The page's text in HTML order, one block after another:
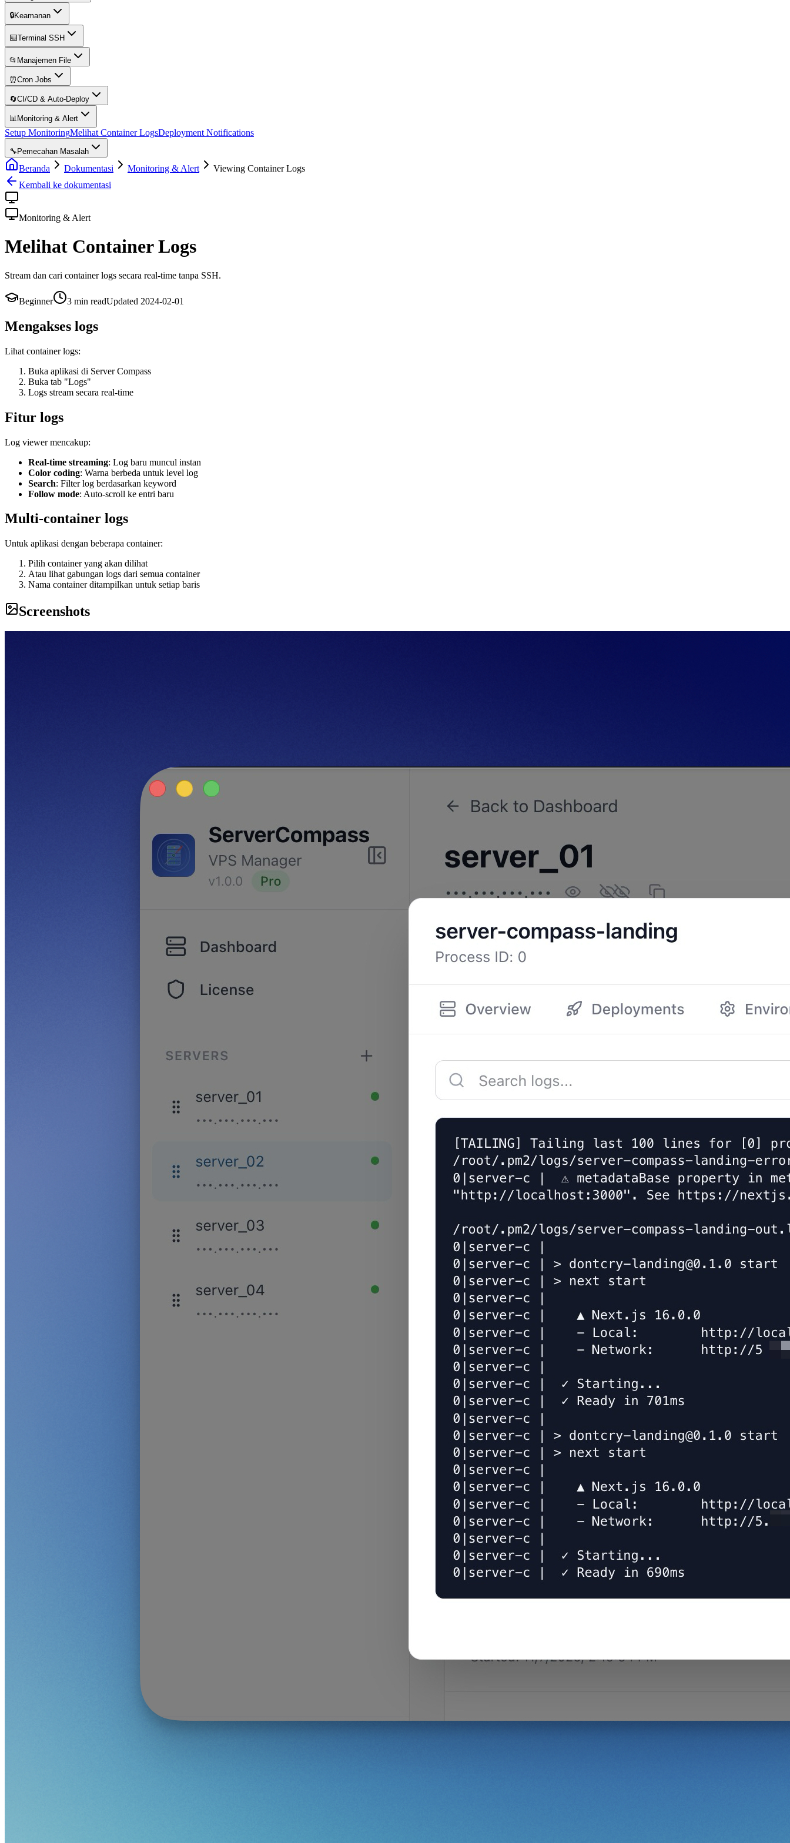
🔒Keamanan
⌨️Terminal SSH
📂 Manajemen File
⏰Cron Jobs
🔄CI/CD & Auto-Deploy
📊Monitoring & Alert
Setup MonitoringMelihat Container LogsDeployment Notifications
🔧 Pemecahan Masalah
Beranda Dokumentasi Monitoring & Alert
Viewing Container Logs
Kembali ke dokumentasi
Monitoring & Alert
Melihat Container Logs
Stream dan cari container logs secara real-time tanpa SSH.
Beginner 3 min readUpdated 2024-02-01
Mengakses logs
Lihat container logs:
Buka aplikasi di Server Compass
Buka tab "Logs"
Logs stream secara real-time
Fitur logs
Log viewer mencakup:
Real-time streaming: Log baru muncul instan
Color coding: Warna berbeda untuk level log
Search: Filter log berdasarkan keyword
Follow mode: Auto-scroll ke entri baru
Multi-container logs
Untuk aplikasi dengan beberapa container:
Pilih container yang akan dilihat
Atau lihat gabungan logs dari semua container
Nama container ditampilkan untuk setiap baris
Screenshots